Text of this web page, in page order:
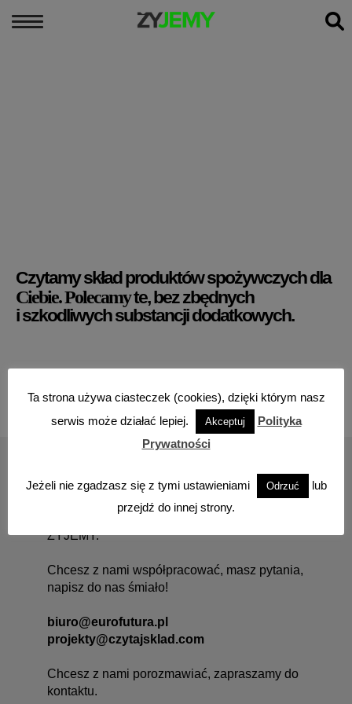
MENU
Czytamy skład produktów spożywczych dla
Ciebie.Polecamyte, bez zbędnych
i szkodliwych substancji dodatkowych.
kontakt
Eurofutura Sp. z o.o.
CZYTAJ SKŁAD REALIZUJE PROGRAM
ŻYJEMY.
Chcesz z nami współpracować, masz pytania,
napisz do nas śmiało!
biuro@eurofutura.pl
projekty@czytajsklad.com
Chcesz z nami porozmawiać, zapraszamy do
kontaktu.
Ta strona używa ciasteczek (cookies), dzięki którym nasz
serwis może działać lepiej.
Akceptuj
Polityka
Prywatności
Jeżeli nie zgadzasz się z tymi ustawieniami Odrzuć
lub
przejdź do innej strony.